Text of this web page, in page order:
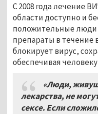
С 2008 года лечение
области доступно и
положительные
препараты в течение
блокирует вирус,
обеспечивая
«Люди,
лекарства, не
сексе. Если